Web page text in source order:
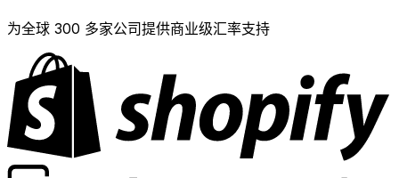
为全球 300 多家公司提供商业级汇率支持